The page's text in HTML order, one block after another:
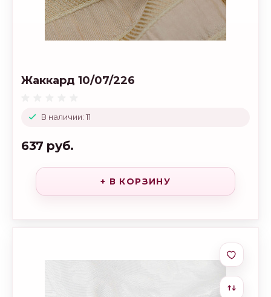
В наличии: 11
Жаккард 10/07/226
637 руб.
+ В КОРЗИНУ